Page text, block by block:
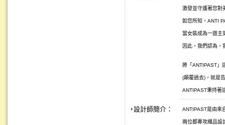
激發並守護著您對
如您所知，ANTI
當女裝成為一道主
因此，我們認為，
將「ANTIPAST」
(顛覆過去)，就是
ANTIPAST秉持著
設計師簡介： ANTIPAST是由來
兩位都專攻織品設